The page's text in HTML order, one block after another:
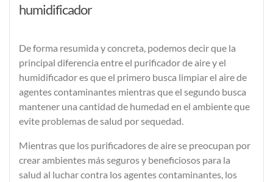
humidificador
De forma resumida y concreta, podemos decir que la
principal diferencia entre el purificador de aire y el
humidificador es que el primero busca limpiar el aire de
agentes contaminantes mientras que el segundo busca
mantener una cantidad de humedad en el ambiente que
evite problemas de salud por sequedad.
Mientras que los purificadores de airese preocupan por
crear ambientes más seguros y beneficiosos para la
salud al lucharcontra los agentes contaminantes, los